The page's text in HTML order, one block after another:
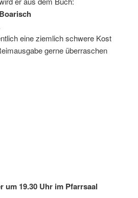
eine ziemlich schwere Kost
gerne überraschen
um 19.30 Uhr im Pfarrsaal